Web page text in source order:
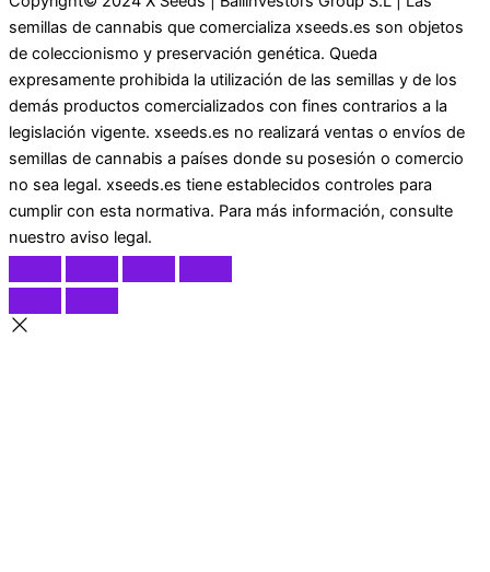
semillas de cannabis que comercializa xseeds.es son objetos
de coleccionismo y preservación genética. Queda
expresamente prohibida la utilización de las semillas y de los
demás productos comercializados con fines contrarios a la
legislación vigente. xseeds.es no realizará ventas o envíos de
semillas de cannabis a países donde su posesión o comercio
no sea legal. xseeds.es tiene establecidos controles para
cumplir con esta normativa. Para más información, consulte
nuestro aviso legal.